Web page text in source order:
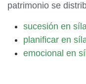
patrimonio se
sucesión en
planificar en
emocional en